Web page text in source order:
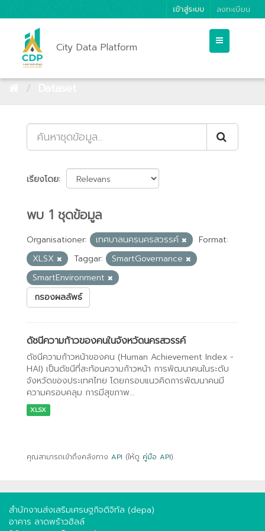
เข้าสู่ระบบ ลงทะเบียน
City Data Platform
เรียงโดย
พบ 1 ชุดข้อมูล
Organisationer: เทศบาลนครนครสวรรค์
Format:
XLSX
Taggar:
SmartGovernance
SmartEnvironment
กรองผลลัพธ์
ดัชนีความก้าวของคนในจังหวัดนครสวรรค์
ดัชนีความก้าวหน้าของคน (Human Achievement Index -
HAI) เป็นดัชนีที่สะท้อนความก้าวหน้า การพัฒนาคนในระดับ
จังหวัดของประเทศไทย โดยกรอบแนวคิดการพัฒนาคนมี
ความครอบคลุม การมีสุขภาพ...
XLSX
คุณสามารถเข้าถึงคลังทาง API (ให้ดู คู่มือ API).
สำนักงานส่งเสริมเศรษฐกิจดิจิทัล (depa)
อาคาร ลาดพร้าวฮิลล์